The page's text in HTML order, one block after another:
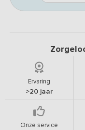
Ervaring
>20 jaar
Onze service